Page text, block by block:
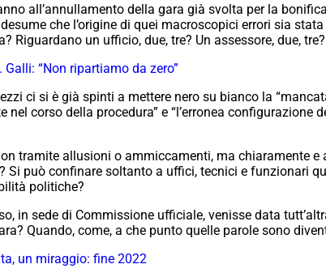
all’annullamento della gara già svolta per la
che l’origine di quei macroscopici errori sia
un ufficio, due, tre? Un assessore, due, tre?
“Non ripartiamo da zero”
ci si è già spinti a mettere nero su bianco la
corso della procedura” e “l’erronea configurazione
tramite allusioni o ammiccamenti, ma chiaramente e
può confinare soltanto a uffici, tecnici e funzionari
politiche?
in sede di Commissione ufficiale, venisse data
Quando, come, a che punto quelle parole sono
un miraggio: fine 2022